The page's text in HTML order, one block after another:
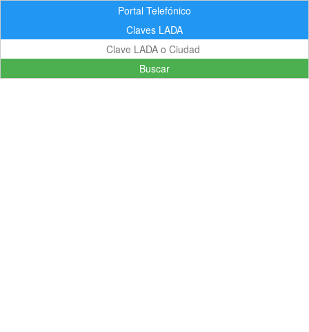
Portal Telefónico
Claves LADA
Buscar